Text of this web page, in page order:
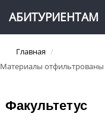
АБИТУРИЕНТАМ
Главная /
Материалы отфильтрованы
Факультетус